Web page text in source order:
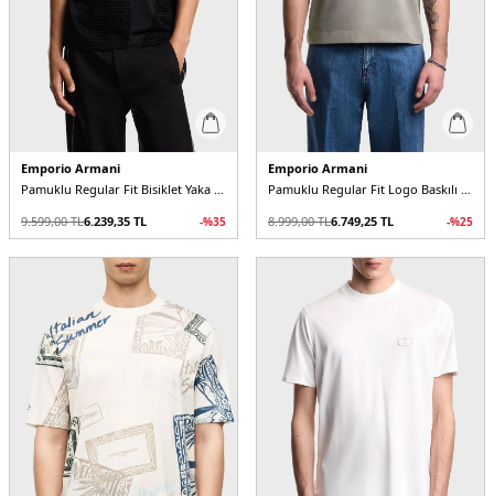
Emporio Armani
Pamuklu Regular Fit Bisiklet Yaka Tamamı Logolu Erkek T Shirt
9.599,00TL6.239,35 TL -%35
Emporio Armani
Pamuklu Regular Fit Logo Baskılı Bisiklet Yaka Erkek T Shirt
8.999,00TL6.749,25 TL -%25